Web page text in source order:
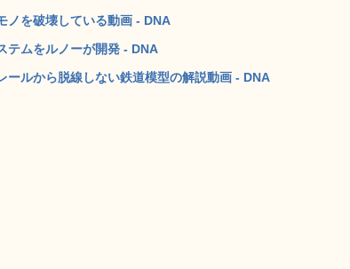
ノを破壊している動画 - DNA
テムをルノーが開発 - DNA
ールから脱線しない鉄道模型の解説動画 - DNA